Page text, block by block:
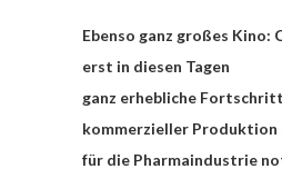
Ebenso ganz großes Kino:
erst in diesen Tagen
ganz erhebliche
kommerzieller Produktion
für die Pharmaindustrie